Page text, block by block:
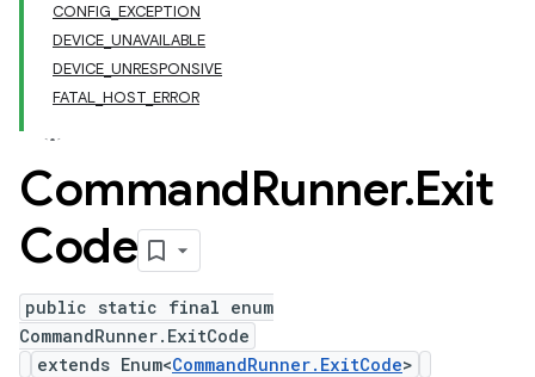
CONFIG_EXCEPTION
DEVICE_UNAVAILABLE
DEVICE_UNRESPONSIVE
FATAL_HOST_ERROR
CommandRunner.Exit
Code
public static final enum
CommandRunner.ExitCode
extends Enum<CommandRunner.ExitCode>